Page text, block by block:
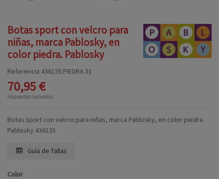
Botas sport con velcro para
niñas, marca Pablosky, en
color piedra. Pablosky
Referencia 436135.PIEDRA.31
70,95 €
Impuestos incluidos
Botas sport con velcro para niñas, marca Pablosky, en color piedra.
Pablosky 436135
Guía de Tallas
Color